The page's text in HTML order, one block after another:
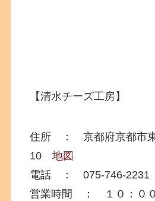
【清水チーズ工房】
住所 ： 京都府京都市
10地図
電話 ： 075-746-2231
営業時間 ： １０：００